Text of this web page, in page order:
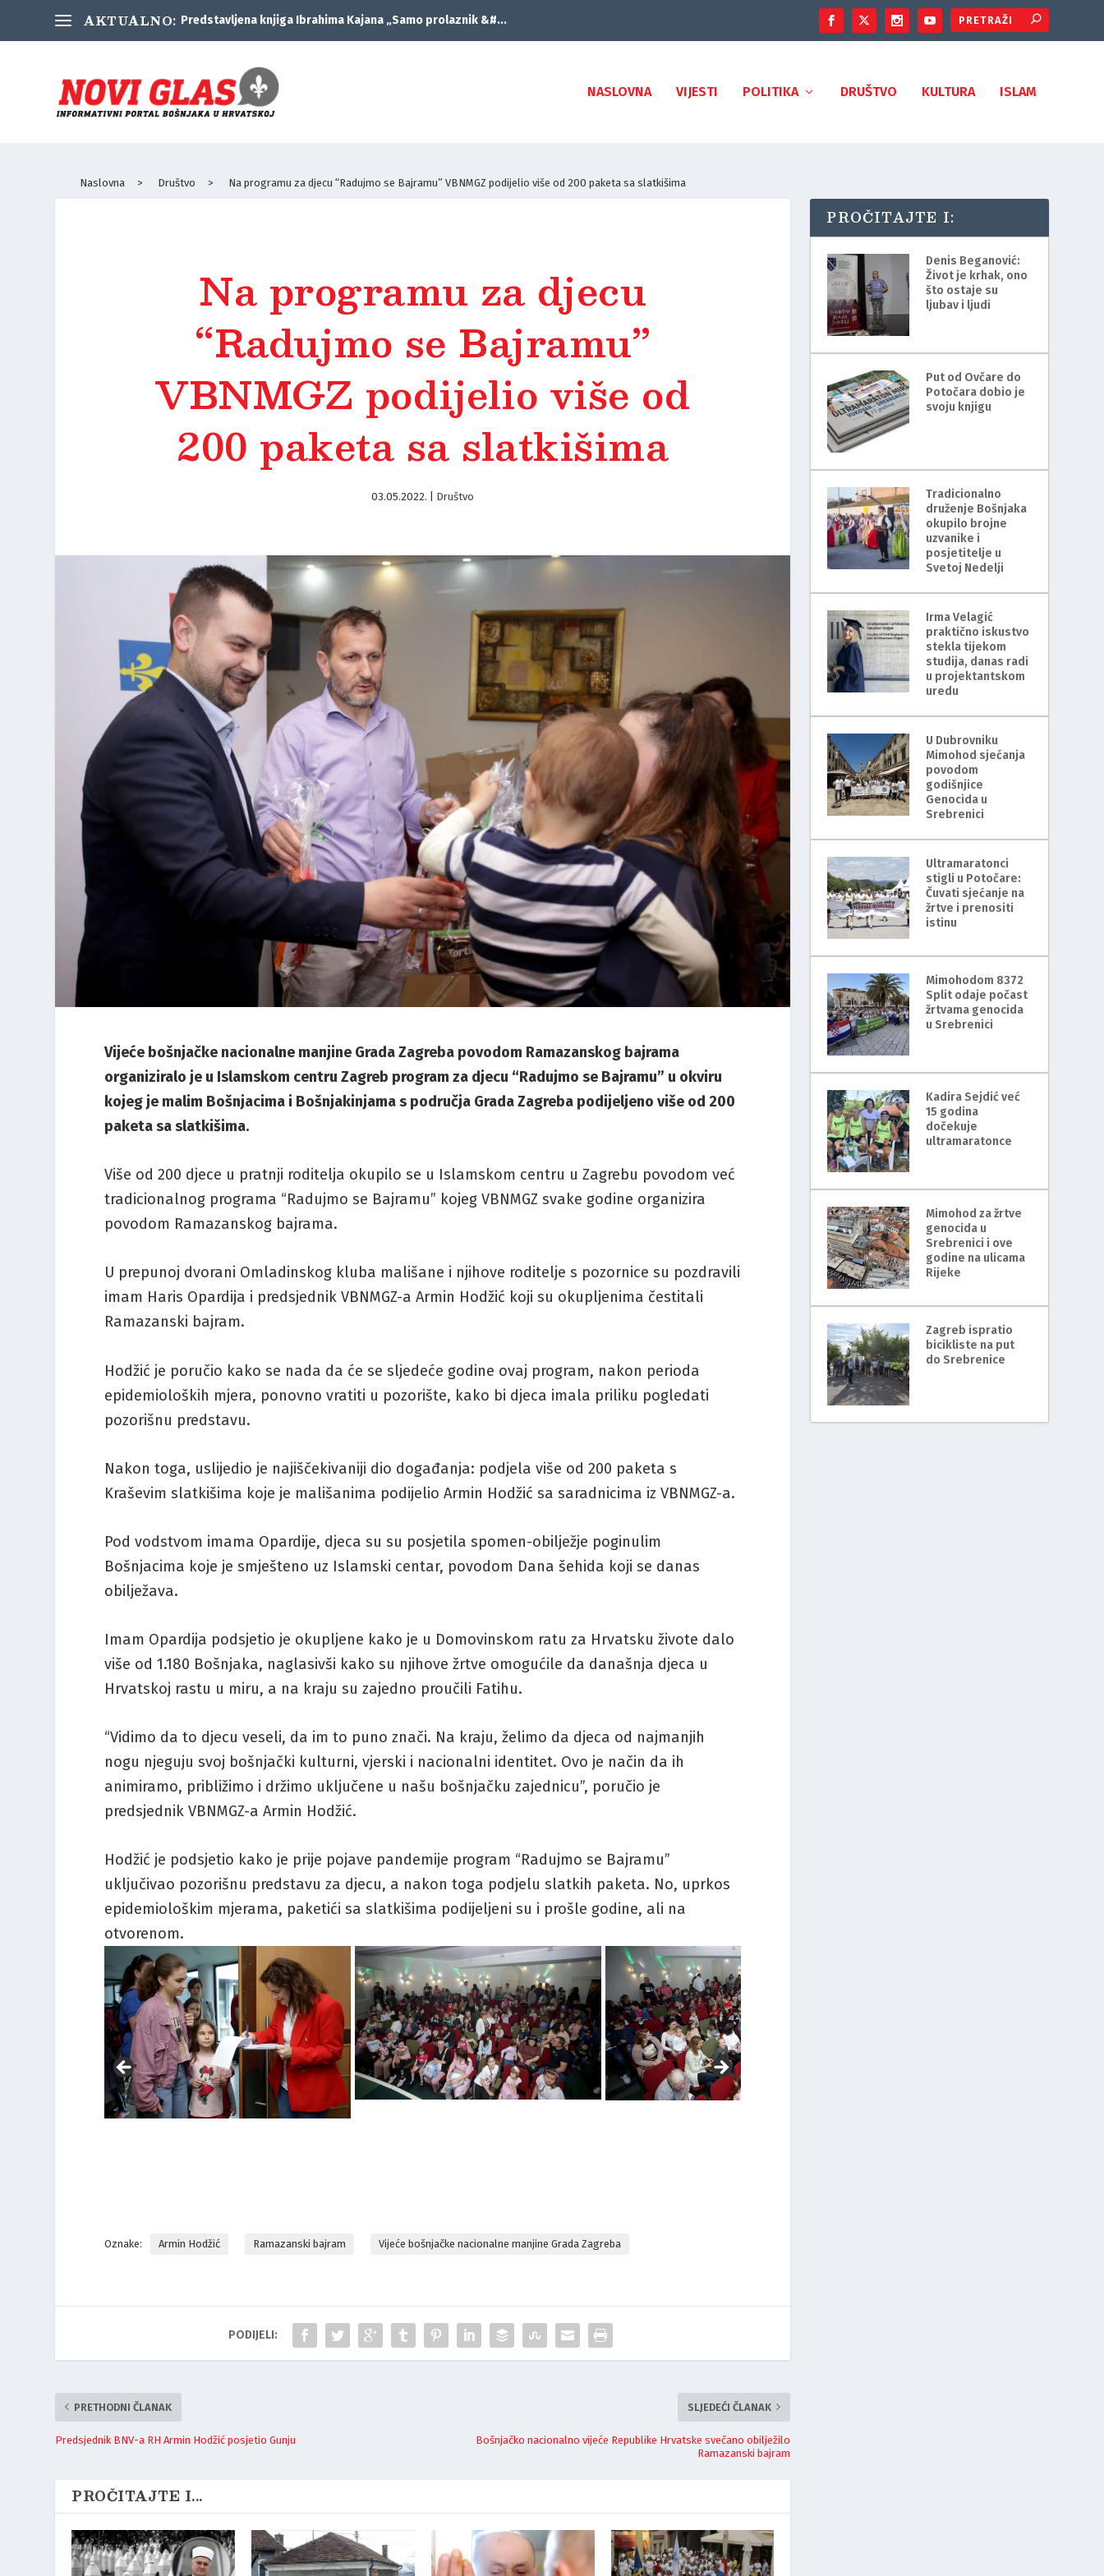
AKTUALNO: Predstavljena knjiga Ibrahima Kajana „Samo prolaznik &#...
NASLOVNA VIJESTI POLITIKA DRUŠTVO KULTURA ISLAM
Naslovna > Društvo > Na programu za djecu “Radujmo se Bajramu” VBNMGZ podijelio više od 200 paketa sa slatkišima
Na programu za djecu
“Radujmo se Bajramu”
VBNMGZ podijelio više od
200 paketa sa slatkišima
03.05.2022. Društvo
Vijeće bošnjačke nacionalne manjine Grada Zagreba povodom Ramazanskog bajrama
organiziralo je u Islamskom centru Zagreb program za djecu “Radujmo se Bajramu” u okviru
kojeg je malim Bošnjacima i Bošnjakinjama s područja Grada Zagreba podijeljeno više od 200
paketa sa slatkišima.
Više od 200 djece u pratnji roditelja okupilo se u Islamskom centru u Zagrebu povodom već
tradicionalnog programa “Radujmo se Bajramu” kojeg VBNMGZ svake godine organizira
povodom Ramazanskog bajrama.
U prepunoj dvorani Omladinskog kluba mališane i njihove roditelje s pozornice su pozdravili
imam Haris Opardija i predsjednik VBNMGZ-a Armin Hodžić koji su okupljenima čestitali
Ramazanski bajram.
Hodžić je poručio kako se nada da će se sljedeće godine ovaj program, nakon perioda
epidemioloških mjera, ponovno vratiti u pozorište, kako bi djeca imala priliku pogledati
pozorišnu predstavu.
Nakon toga, uslijedio je najiščekivaniji dio događanja: podjela više od 200 paketa s
Kraševim slatkišima koje je mališanima podijelio Armin Hodžić sa saradnicima iz VBNMGZ-a.
Pod vodstvom imama Opardije, djeca su su posjetila spomen-obilježje poginulim
Bošnjacima koje je smješteno uz Islamski centar, povodom Dana šehida koji se danas
obilježava.
Imam Opardija podsjetio je okupljene kako je u Domovinskom ratu za Hrvatsku živote dalo
više od 1.180 Bošnjaka, naglasivši kako su njihove žrtve omogućile da današnja djeca u
Hrvatskoj rastu u miru, a na kraju su zajedno proučili Fatihu.
“Vidimo da to djecu veseli, da im to puno znači. Na kraju, želimo da djeca od najmanjih
nogu njeguju svoj bošnjački kulturni, vjerski i nacionalni identitet. Ovo je način da ih
animiramo, približimo i držimo uključene u našu bošnjačku zajednicu”, poručio je
predsjednik VBNMGZ-a Armin Hodžić.
Hodžić je podsjetio kako je prije pojave pandemije program “Radujmo se Bajramu”
uključivao pozorišnu predstavu za djecu, a nakon toga podjelu slatkih paketa. No, uprkos
epidemiološkim mjerama, paketići sa slatkišima podijeljeni su i prošle godine, ali na
otvorenom.
Oznake: Armin Hodžić Ramazanski bajram Vijeće bošnjačke nacionalne manjine Grada Zagreba
PODIJELI:
PRETHODNI ČLANAK
Predsjednik BNV-a RH Armin Hodžić posjetio Gunju
SLJEDEĆI ČLANAK
Bošnjačko nacionalno vijeće Republike Hrvatske svečano obilježilo
Ramazanski bajram
PROČITAJTE I...
PROČITAJTE I:
Denis Beganović:
Život je krhak, ono
što ostaje su
ljubav i ljudi
Put od Ovčare do
Potočara dobio je
svoju knjigu
Tradicionalno
druženje Bošnjaka
okupilo brojne
uzvanike i
posjetitelje u
Svetoj Nedelji
Irma Velagić
praktično iskustvo
stekla tijekom
studija, danas radi
u projektantskom
uredu
U Dubrovniku
Mimohod sjećanja
povodom
godišnjice
Genocida u
Srebrenici
Ultramaratonci
stigli u Potočare:
Čuvati sjećanje na
žrtve i prenositi
istinu
Mimohodom 8372
Split odaje počast
žrtvama genocida
u Srebrenici
Kadira Sejdić već
15 godina
dočekuje
ultramaratonce
Mimohod za žrtve
genocida u
Srebrenici i ove
godine na ulicama
Rijeke
Zagreb ispratio
bicikliste na put
do Srebrenice